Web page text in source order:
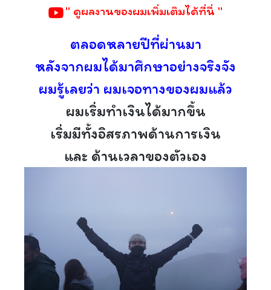
" ดูผลงานของผมเพิ่มเติมได้ที่นี่ "
ตลอดหลายปีที่ผ่านมา
หลังจากผมได้มาศึกษาอย่างจริงจัง
ผมรู้เลยว่า ผมเจอทางของผมแล้ว
ผมเริ่มทำเงินได้มากขึ้น
เริ่มมีทั้งอิสรภาพด้านการเงิน
และ ด้านเวลาของตัวเอง